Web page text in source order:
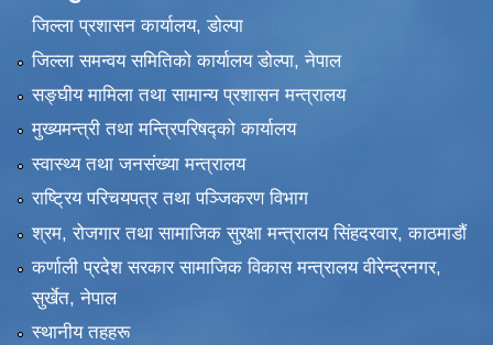
जिल्ला प्रशासन कार्यालय, डोल्पा
जिल्ला समन्वय समितिको कार्यालय डोल्पा, नेपाल
सङ्‍घीय मामिला तथा सामान्य प्रशासन मन्त्रालय
मुख्यमन्त्री तथा मन्त्रिपरिषद्को कार्यालय
स्वास्थ्य तथा जनसंख्या मन्त्रालय
राष्ट्रिय परिचयपत्र तथा पञ्जिकरण विभाग
श्रम, रोजगार तथा सामाजिक सुरक्षा मन्त्रालय सिंहदरवार, काठमाडाैं
कर्णाली प्रदेश सरकार सामाजिक विकास मन्त्रालय वीरेन्द्रनगर,
सुर्खेत, नेपाल
स्थानीय तहहरू